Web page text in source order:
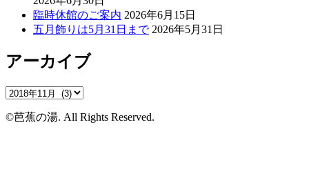
臨時休館のご案内 2026年6月15日
五月飾りは5月31日まで 2026年5月31日
アーカイブ
ア
カ
©芭蕉の湯. All Rights Reserved.